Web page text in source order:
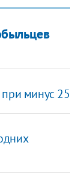
при минус 25